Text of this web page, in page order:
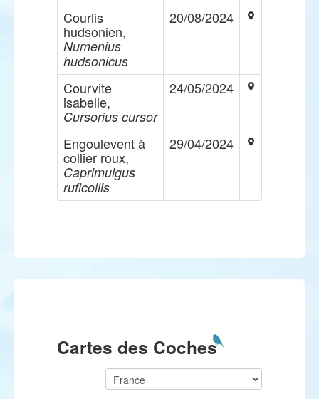
Courlis
hudsonien,
Numenius
hudsonicus
20/08/2024
Courvite
isabelle,
Cursorius cursor
24/05/2024
Engoulevent à
collier roux,
Caprimulgus
ruficollis
29/04/2024
Cartes des Coches